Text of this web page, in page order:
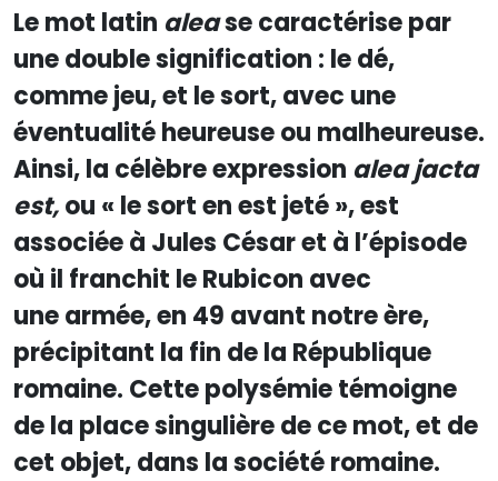
Le mot latin alease caractérise par
une double signification : le dé,
comme jeu, et le sort, avec une
éventualité heureuse ou malheureuse.
Ainsi, la célèbre expression alea jacta
est,ou « le sort en est jeté », est
associée à Jules César et à l’épisode
où il franchit le Rubicon avec
une armée, en 49 avant notre ère,
précipitant la fin de la République
romaine. Cette polysémie témoigne
de la place singulière de ce mot, et de
cet objet, dans la société romaine.